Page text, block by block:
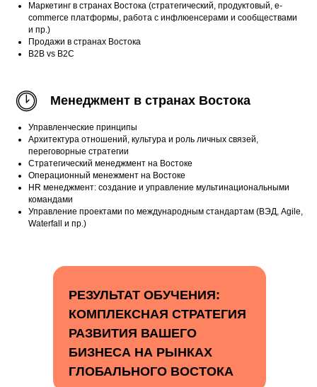
Маркетинг в странах Востока (стратегический, продуктовый, e-
commerce платформы, работа с инфлюенсерами и сообществами
и пр.)
Продажи в странах Востока
В2В vs В2С
Менеджмент в странах Востока
Управленческие принципы
Архитектура отношений, культура и роль личных связей,
переговорные стратегии
Стратегический менеджмент на Востоке
Операционный менежмент на Востоке
HR менеджмент: создание и управление мультинациональными
командами
Управление проектами по международным стандартам (ВЭД, Agile,
Waterfall и пр.)
РЕЗУЛЬТАТ ОБУЧЕНИЯ:
КОМПЛЕКСНАЯ СТРАТЕГИЯ
РАЗВИТИЯ ВАШЕГО
БИЗНЕСА НА РЫНКАХ
ГЛОБАЛЬНОГО ВОСТОКА